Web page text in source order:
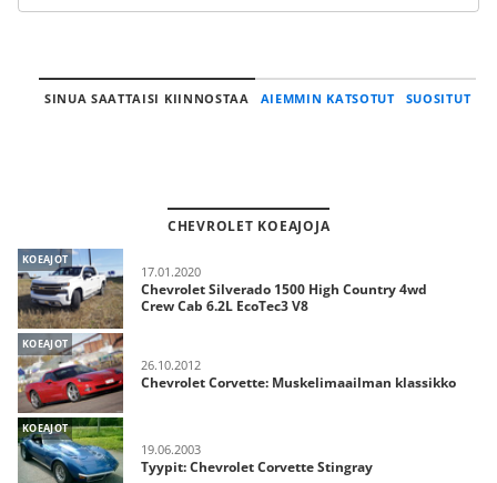
SINUA SAATTAISI KIINNOSTAA AIEMMIN KATSOTUT SUOSITUT
CHEVROLET KOEAJOJA
KOEAJOT
17.01.2020
Chevrolet Silverado 1500 High Country 4wd
Crew Cab 6.2L EcoTec3 V8
KOEAJOT
26.10.2012
Chevrolet Corvette: Muskelimaailman klassikko
KOEAJOT
19.06.2003
Tyypit: Chevrolet Corvette Stingray